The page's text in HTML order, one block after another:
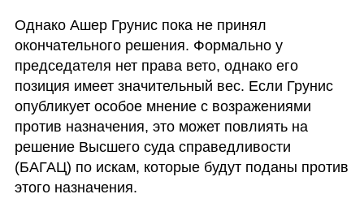
Однако Ашер Грунис пока не принял
окончательного решения. Формально у
председателя нет права вето, однако его
позиция имеет значительный вес. Если Грунис
опубликует особое мнение с возражениями
против назначения, это может повлиять на
решение Высшего суда справедливости
(БАГАЦ) по искам, которые будут поданы против
этого назначения.